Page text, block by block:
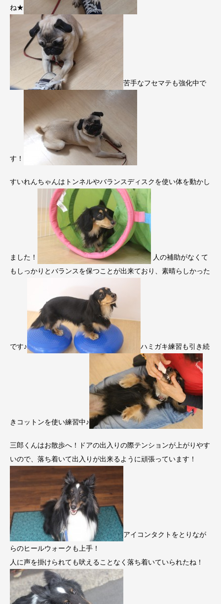
ね★
苦手なフセマテも強化中で
す！
すいれんちゃんはトンネルやバランスディスクを使い体を動かし
ました！
人の補助がなくて
もしっかりとバランスを保つことが出来ており、素晴らしかった
です♪ ハミガキ練習も引き続
きコットンを使い練習中♪
三郎くんはお散歩へ！ドアの出入りの際テンションが上がりやす
いので、落ち着いて出入りが出来るように頑張っています！
アイコンタクトをとりなが
らのヒールウォークも上手！
人に声を掛けられても吠えることなく落ち着いていられたね！